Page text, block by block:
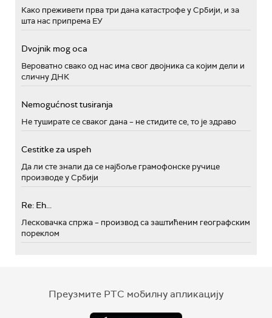
Како преживети прва три дана катастрофе у Србији, и за
шта нас припрема ЕУ
Dvojnik mog oca
Вероватно свако од нас има свог двојника са којим дели и
сличну ДНК
Nemogućnost tusiranja
Не туширате се сваког дана – не стидите се, то је здраво
Cestitke za uspeh
Да ли сте знали да се најбоље грамофонске ручице
производе у Србији
Re: Eh...
Лесковачка спржа – производ са заштићеним географским
пореклом
Преузмите РТС мобилну апликацију